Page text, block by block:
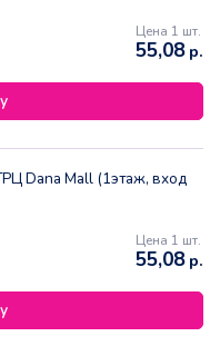
Цена 1 шт.
55,08р.
Dana Mall (1этаж, вход
Цена 1 шт.
55,08р.